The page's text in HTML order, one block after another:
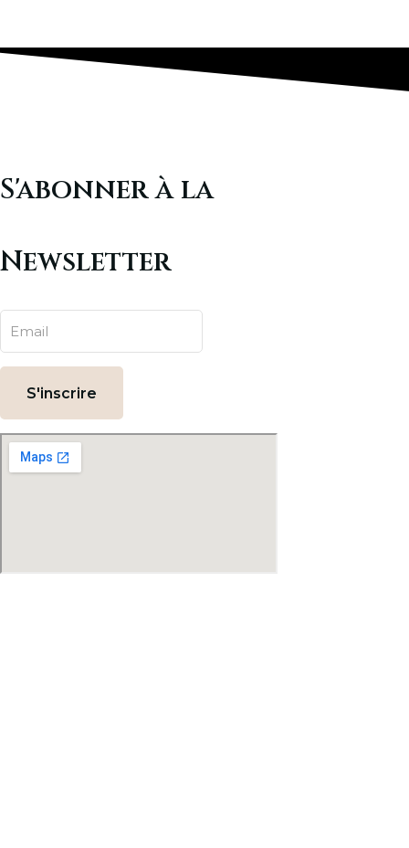
S'abonner à la
Newsletter